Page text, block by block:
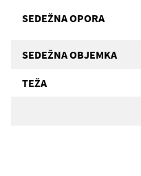
SEDEŽNA OPORA
SEDEŽNA OBJEMKA
TEŽA